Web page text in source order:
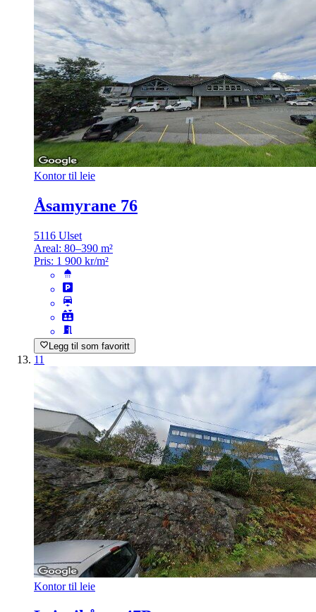
Kontor til leie
Åsamyrane 76
5116 Ulset
Areal: 80–390 m²
Pris: 1 900 kr/m²
Legg til som favoritt
11
Kontor til leie